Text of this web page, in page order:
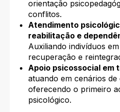
orientação
conflitos.
Atendimento
reabilitação e
Auxiliando indivíduos
recuperação e
Apoio psicossocial em
atuando em cenários de
oferecendo o primeiro
psicológico.